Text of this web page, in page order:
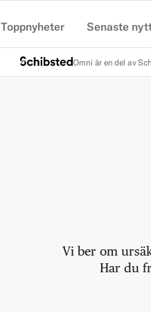
Toppnyheter Senaste
Omni är en del av
Vi ber om
Har du